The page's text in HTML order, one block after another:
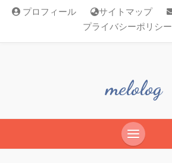
プロフィール サイトマップ
プライバシーポリシー
melolog